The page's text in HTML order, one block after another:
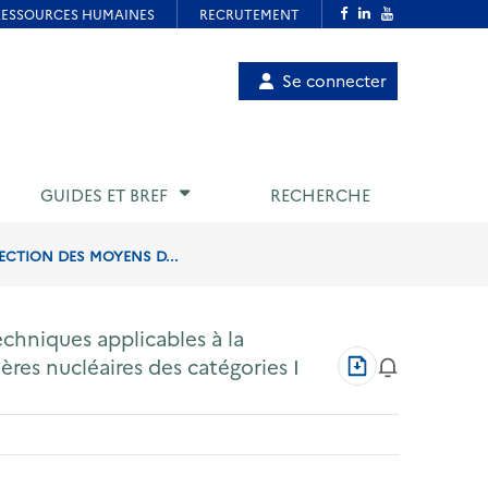
Menu
utilisateur
Se connecter
GUIDES ET BREF RECHERCHE
DES MOYENS D...
applicables à la
nucléaires des catégories I
Télécharger
au